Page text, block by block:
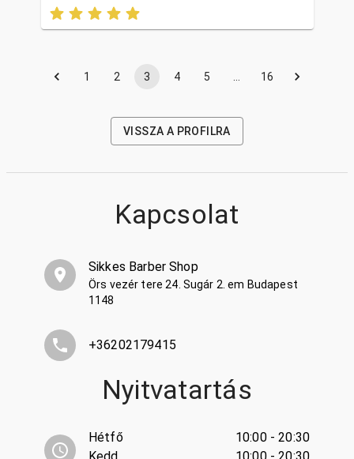
1 2 3 4 5 … 16
VISSZA A PROFILRA
Kapcsolat
Sikkes Barber Shop
Örs vezér tere 24. Sugár 2. em Budapest
1148
+36202179415
Nyitvatartás
Hétfő
10:00 - 20:30